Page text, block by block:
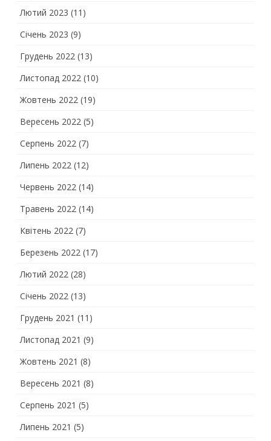
Лютий 2023 (11)
Січень 2023 (9)
Грудень 2022 (13)
Листопад 2022 (10)
Жовтень 2022 (19)
Вересень 2022 (5)
Серпень 2022 (7)
Липень 2022 (12)
Червень 2022 (14)
Травень 2022 (14)
Квітень 2022 (7)
Березень 2022 (17)
Лютий 2022 (28)
Січень 2022 (13)
Грудень 2021 (11)
Листопад 2021 (9)
Жовтень 2021 (8)
Вересень 2021 (8)
Серпень 2021 (5)
Липень 2021 (5)